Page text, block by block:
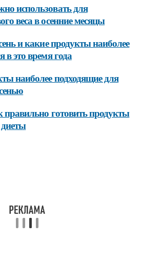
использовать для
веса в осенние месяцы
и какие продукты наиболее
это время года
наиболее подходящие для
готовить продукты